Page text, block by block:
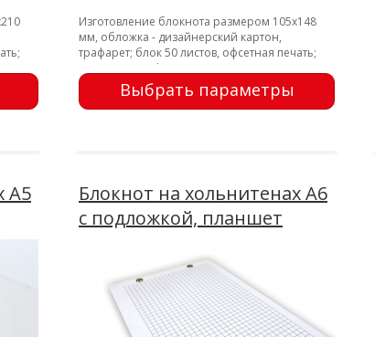
Изготовление блокнота размером 105х148
мм, обложка - дизайнерский картон,
трафарет; блок 50 листов, офсетная печать;
заклепки; перфорация
Выбрать параметры
А5
Блокнот на хольнитенах А6
с подложкой, планшет